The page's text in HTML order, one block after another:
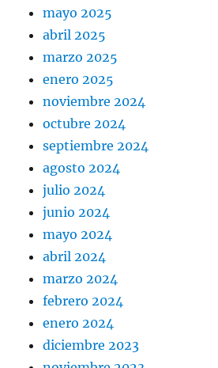
mayo 2025
abril 2025
marzo 2025
enero 2025
noviembre 2024
octubre 2024
septiembre 2024
agosto 2024
julio 2024
junio 2024
mayo 2024
abril 2024
marzo 2024
febrero 2024
enero 2024
diciembre 2023